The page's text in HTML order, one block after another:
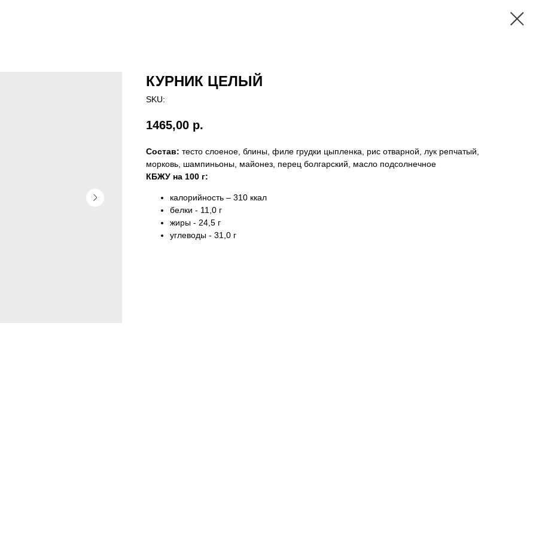
КУРНИК ЦЕЛЫЙ
SKU:
1465,00 р.
Состав: тесто слоеное, блины, филе грудки цыпленка, рис отварной, лук репчатый,
морковь, шампиньоны, майонез, перец болгарский, масло подсолнечное
КБЖУ на 100 г:
калорийность – 310 ккал
белки - 11,0 г
жиры - 24,5 г
углеводы - 31,0 г